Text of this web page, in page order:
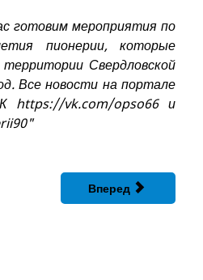
готовим мероприятия по
пионерии, которые
Свердловской
Все новости на портале
https://vk.com/opso66 и
Вперед